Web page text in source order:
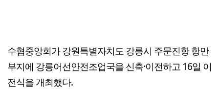
수협중앙회가 강원특별자치도 강릉시 주문진항 항만
부지에 강릉어선안전조업국을 신축·이전하고 16일 이
전식을 개최했다.